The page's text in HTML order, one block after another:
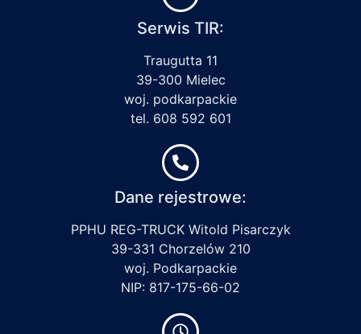
Serwis TIR:
Traugutta 11
39-300 Mielec
woj. podkarpackie
tel. 608 592 601
Dane rejestrowe:
PPHU REG-TRUCK Witold Pisarczyk
39-331 Chorzelów 210
woj. Podkarpackie
NIP: 817-175-66-02